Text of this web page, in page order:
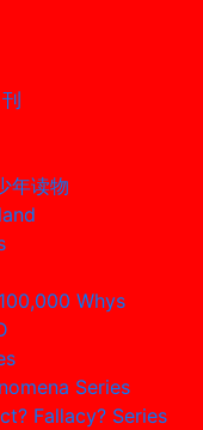
年读物
Whys
Series
Fallacy? Series